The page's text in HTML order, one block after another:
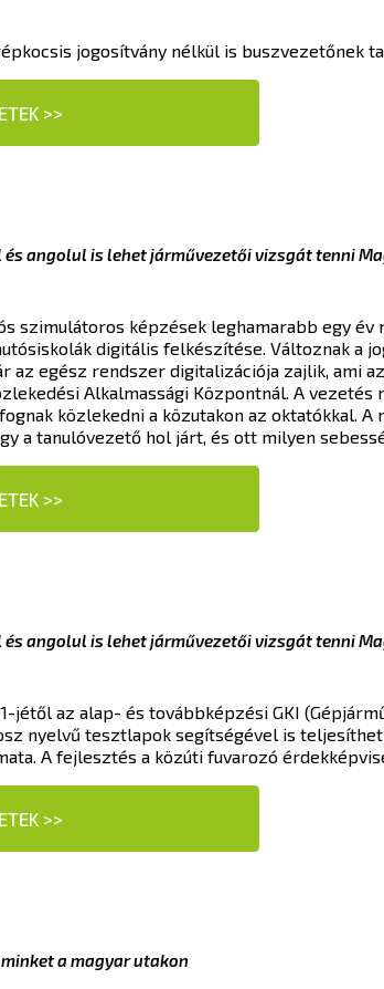
jogosítvány nélkül is buszvezetőnek
>>
angolul is lehet járművezetői vizsgát tenni
szimulátoros képzések leghamarabb egy
digitális felkészítése. Változnak a
az egész rendszer digitalizációja zajlik, ami
Alkalmassági Központnál. A
közlekedni a közutakon az oktatókkal.
a tanulóvezető hol járt, és ott milyen
>>
angolul is lehet járművezetői vizsgát tenni
jétől az alap- és továbbképzési GKI
nyelvű tesztlapok segítségével is
A fejlesztés a közúti fuvarozó
>>
a magyar utakon